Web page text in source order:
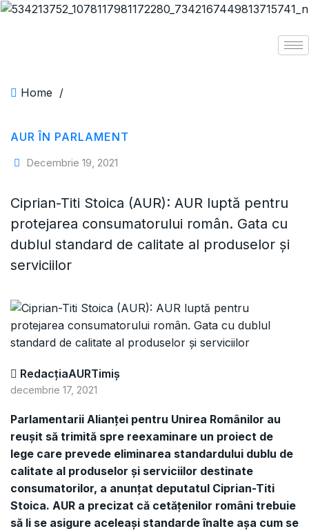
Home /
AUR ÎN PARLAMENT
Decembrie 19, 2021
Ciprian-Titi Stoica (AUR): AUR luptă pentru
protejarea consumatorului român. Gata cu
dublul standard de calitate al produselor și
serviciilor
RedacțiaAURTimiș
decembrie 17, 2021
Parlamentarii Alianței pentru Unirea Românilor au
reușit să trimită spre reexaminare un proiect de
lege care prevede eliminarea standardului dublu de
calitate al produselor și serviciilor destinate
consumatorilor, a anunțat deputatul Ciprian-Titi
Stoica. AUR a precizat că cetățenilor români trebuie
să li se asigure aceleași standarde înalte așa cum se